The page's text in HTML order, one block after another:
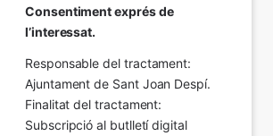
Consentiment exprés de
l’interessat.
Responsable del tractament:
Ajuntament de Sant Joan Despí.
Finalitat del tractament:
Subscripció al butlletí digital